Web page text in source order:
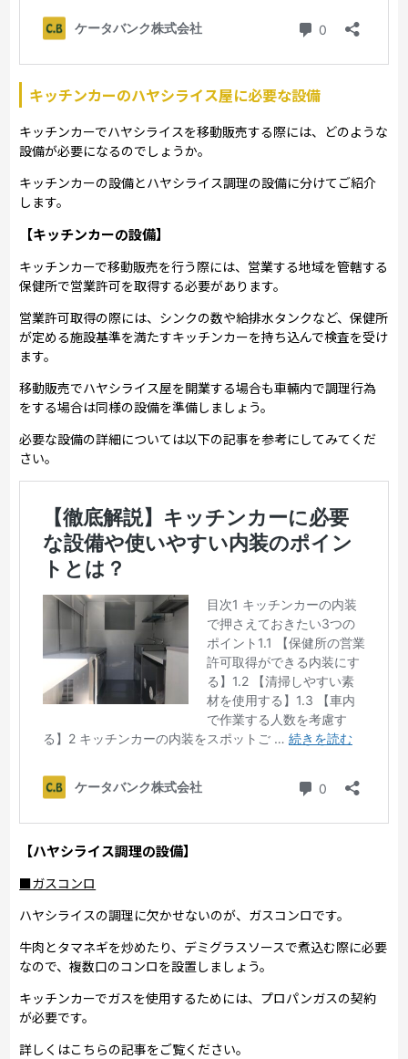
キッチンカーのハヤシライス屋に必要な設備
キッチンカーでハヤシライスを移動販売する際には、どのような
設備が必要になるのでしょうか。
キッチンカーの設備とハヤシライス調理の設備に分けてご紹介
します。
【キッチンカーの設備】
キッチンカーで移動販売を行う際には、営業する地域を管轄する
保健所で営業許可を取得する必要があります。
営業許可取得の際には、シンクの数や給排水タンクなど、保健所
が定める施設基準を満たすキッチンカーを持ち込んで検査を受け
ます。
移動販売でハヤシライス屋を開業する場合も車輛内で調理行為
をする場合は同様の設備を準備しましょう。
必要な設備の詳細については以下の記事を参考にしてみてくだ
さい。
【ハヤシライス調理の設備】
■ガスコンロ
ハヤシライスの調理に欠かせないのが、ガスコンロです。
牛肉とタマネギを炒めたり、デミグラスソースで煮込む際に必要
なので、複数口のコンロを設置しましょう。
キッチンカーでガスを使用するためには、プロパンガスの契約
が必要です。
詳しくはこちらの記事をご覧ください。